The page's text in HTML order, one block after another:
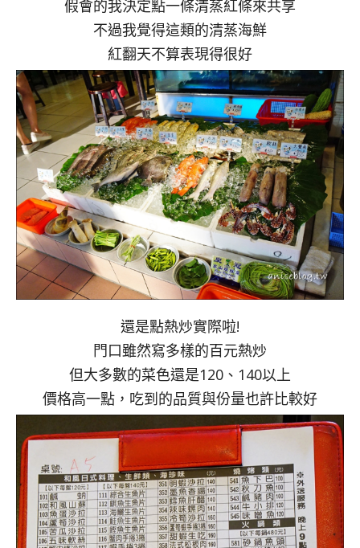
假會的我決定點一條清蒸紅條來共享
不過我覺得這類的清蒸海鮮
紅翻天不算表現得很好
還是點熱炒實際啦!
門口雖然寫多樣的百元熱炒
但大多數的菜色還是120、140以上
價格高一點，吃到的品質與份量也許比較好